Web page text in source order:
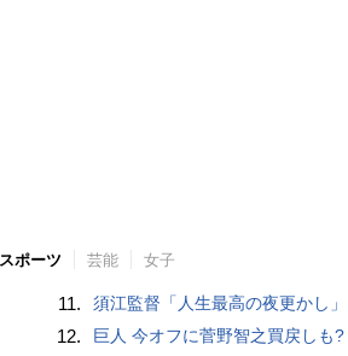
スポーツ 芸能 女子
11. 須江監督「人生最高の夜更かし」
12. 巨人 今オフに菅野智之買戻しも?